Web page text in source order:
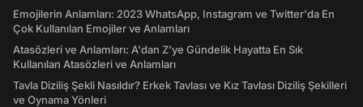
Emojilerin Anlamları: 2023 WhatsApp, Instagram ve Twitter'da En
Çok Kullanılan Emojiler ve Anlamları
Atasözleri ve Anlamları: A'dan Z'ye Gündelik Hayatta En Sık
Kullanılan Atasözleri ve Anlamları
Tavla Diziliş Şekli Nasıldır? Erkek Tavlası ve Kız Tavlası Diziliş Şekilleri
ve Oynama Yönleri